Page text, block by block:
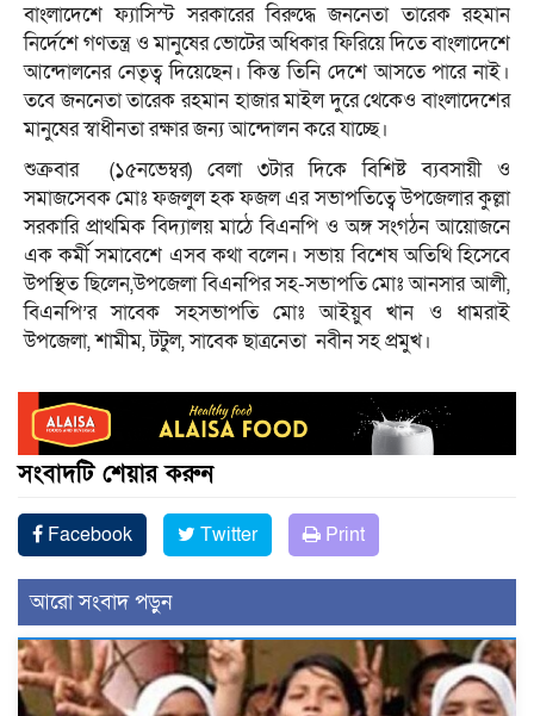
বাংলাদেশে ফ্যাসিস্ট সরকারের বিরুদ্ধে জননেতা তারেক রহমান
নির্দেশে গণতন্ত্র ও মানুষের ভোটের অধিকার ফিরিয়ে দিতে বাংলাদেশে
আন্দোলনের নেতৃত্ব দিয়েছেন। কিন্ত তিনি দেশে আসতে পারে নাই।
তবে জননেতা তারেক রহমান হাজার মাইল দুরে থেকেও বাংলাদেশের
মানুষের স্বাধীনতা রক্ষার জন্য আন্দোলন করে যাচ্ছে।
শুক্রবার (১৫নভেম্বর) বেলা ৩টার দিকে বিশিষ্ট ব্যবসায়ী ও
সমাজসেবক মোঃ ফজলুল হক ফজল এর সভাপতিত্বে উপজেলার কুল্লা
সরকারি প্রাথমিক বিদ্যালয় মাঠে বিএনপি ও অঙ্গ সংগঠন আয়োজনে
এক কর্মী সমাবেশে এসব কথা বলেন। সভায় বিশেষ অতিথি হিসেবে
উপস্থিত ছিলেন,উপজেলা বিএনপির সহ-সভাপতি মোঃ আনসার আলী,
বিএনপি’র সাবেক সহসভাপতি মোঃ আইয়ুব খান ও ধামরাই
উপজেলা, শামীম, টটুল, সাবেক ছাত্রনেতা নবীন সহ প্রমুখ।
সংবাদটি শেয়ার করুন
Facebook Twitter Print
আরো সংবাদ পড়ুন